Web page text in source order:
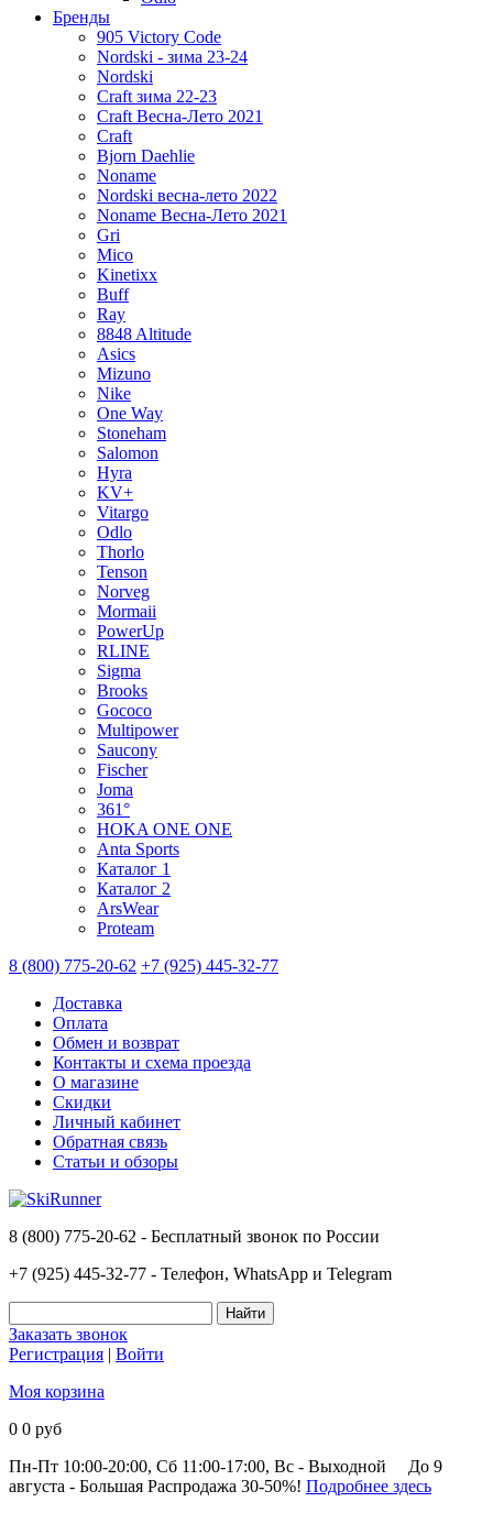
Бренды
905 Victory Code
Nordski - зима 23-24
Nordski
Craft зима 22-23
Craft Весна-Лето 2021
Craft
Bjorn Daehlie
Noname
Nordski весна-лето 2022
Noname Весна-Лето 2021
Gri
Mico
Kinetixx
Buff
Ray
8848 Altitude
Asics
Mizuno
Nike
One Way
Stoneham
Salomon
Hyra
KV+
Vitargo
Odlo
Thorlo
Tenson
Norveg
Mormaii
PowerUp
RLINE
Sigma
Brooks
Gococo
Multipower
Saucony
Fischer
Joma
361°
HOKA ONE ONE
Anta Sports
Каталог 1
Каталог 2
ArsWear
Proteam
8 (800) 775-20-62 +7 (925) 445-32-77
Доставка
Оплата
Обмен и возврат
Контакты и схема проезда
О магазине
Скидки
Личный кабинет
Обратная связь
Статьи и обзоры
8 (800) 775-20-62 - Бесплатный звонок по России
+7 (925) 445-32-77 - Телефон, WhatsApp и Telegram
Заказать звонок
Регистрация | Войти
Моя корзина
0 0 руб
Пн-Пт 10:00-20:00, Сб 11:00-17:00, Вс - Выходной
До 9
августа - Большая Распродажа 30-50%! Подробнее здесь